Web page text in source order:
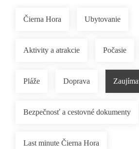
Čierna Hora Ubytovanie
Aktivity a atrakcie Počasie
Pláže Doprava
Bezpečnosť a cestovné dokumenty
Last minute Čierna Hora